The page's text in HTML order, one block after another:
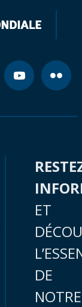
ET
DE
NOTRE